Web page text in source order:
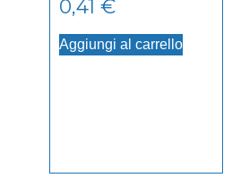
0,41 €
Aggiungi al carrello